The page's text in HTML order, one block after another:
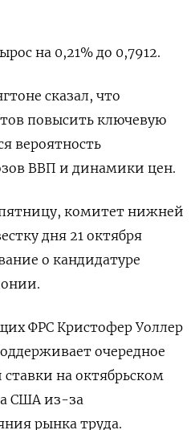
на 0,21% до 0,7912​.
сказал, что
повысить ключевую
вероятность
ВВП и динамики цен.
комитет нижней
дня 21 октября
о кандидатуре
ФРС Кристофер Уоллер
очередное
на октябрьском
США из-за
рынка труда.